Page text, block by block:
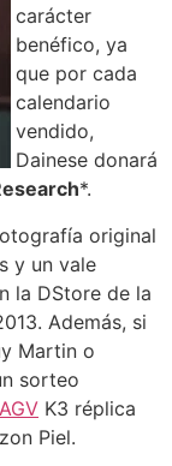
carácter
benéfico, ya
que por cada
calendario
vendido,
Dainese donará
*.
original
y un vale
la DStore de la
Además, si
Martin o
sorteo
K3 réplica
Piel.